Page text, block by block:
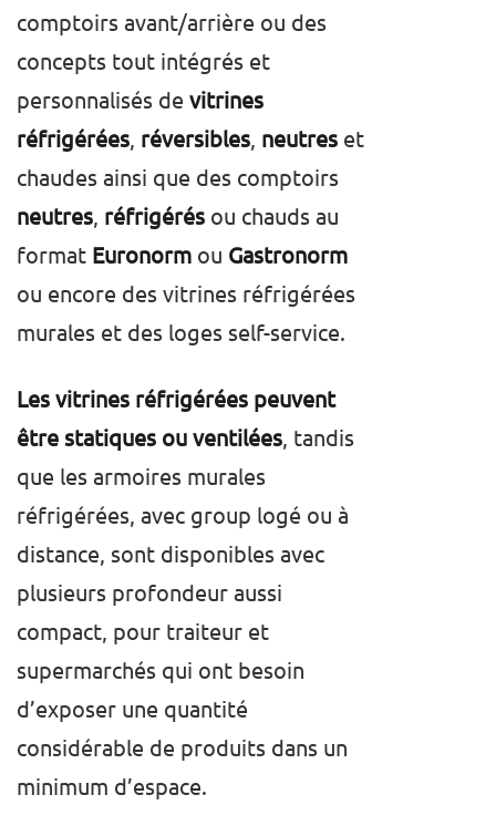
comptoirs avant/arrière ou des
concepts tout intégrés et
personnalisés de vitrines
réfrigérées réversibles neutres et
chaudes ainsi que des comptoirs
neutres réfrigérés ou chauds au
format Euronorm ou Gastronorm
ou encore des vitrines réfrigérées
murales et des loges self-service.
Les vitrines réfrigérées peuvent
être statiques ou ventilées , tandis
que les armoires murales
réfrigérées, avec group logé ou à
distance, sont disponibles avec
plusieurs profondeur aussi
compact, pour traiteur et
supermarchés qui ont besoin
d’exposer une quantité
considérable de produits dans un
minimum d’espace.